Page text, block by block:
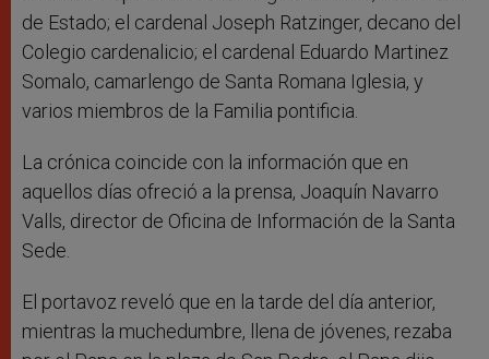
de Estado; el cardenal Joseph Ratzinger, decano del
Colegio cardenalicio; el cardenal Eduardo Martinez
Somalo, camarlengo de Santa Romana Iglesia, y
varios miembros de la Familia pontificia.
La crónica coincide con la información que en
aquellos días ofreció a la prensa, Joaquín Navarro
Valls, director de Oficina de Información de la Santa
Sede.
El portavoz reveló que en la tarde del día anterior,
mientras la muchedumbre, llena de jóvenes, rezaba